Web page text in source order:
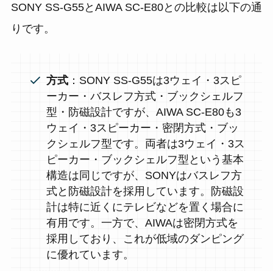
SONY SS-G55とAIWA SC-E80との比較は以下の通
りです。
方式 ：SONY SS-G55は3ウェイ・3スピ
ーカー・バスレフ方式・ブックシェルフ
型・防磁設計ですが、AIWA SC-E80も3
ウェイ・3スピーカー・密閉方式・ブッ
クシェルフ型です。両者は3ウェイ・3ス
ピーカー・ブックシェルフ型という基本
構造は同じですが、SONYはバスレフ方
式と防磁設計を採用しています。防磁設
計は特に近くにテレビなどを置く場合に
有用です。一方で、AIWAは密閉方式を
採用しており、これが低域のダンピング
に優れています。